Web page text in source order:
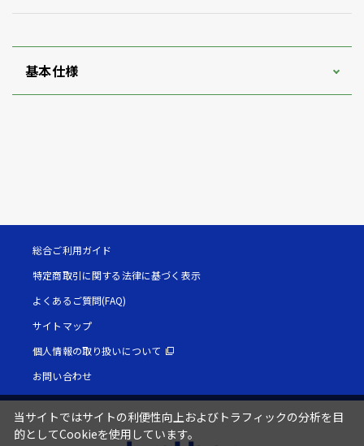
基本仕様
総合ご利用ガイド
特定商取引に関する法律に基づく表示
よくあるご質問(FAQ)
サイトマップ
個人情報の取り扱いについて
お問い合わせ
当サイトではサイトの利便性向上およびトラフィックの分析を目
的としてCookieを使用しています。